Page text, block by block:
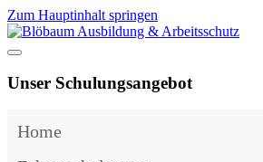
Zum Hauptinhalt springen
Unser Schulungsangebot
Home